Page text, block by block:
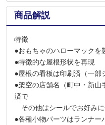
商品解説
特徴
●おもちゃのハローマックを
●特徴的な屋根形状を再現
●屋根の看板は印刷済（一部
●架空の店舗名（町中・新
済で
その他はシールでお好み
●各種小物パーツはランナー